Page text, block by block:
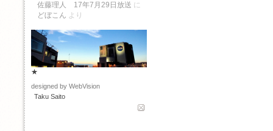
佐藤理人 17年7月29日放送 に
どぼこん より
★
designed by WebVision
Taku Saito